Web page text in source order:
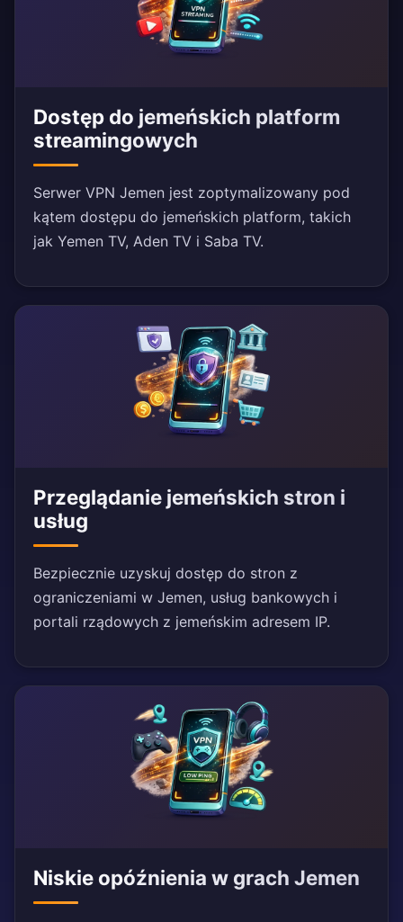
Dostęp do jemeńskich platform
streamingowych
Serwer VPN Jemen jest zoptymalizowany pod
kątem dostępu do jemeńskich platform, takich
jak Yemen TV, Aden TV i Saba TV.
Przeglądanie jemeńskich stron i
usług
Bezpiecznie uzyskuj dostęp do stron z
ograniczeniami w Jemen, usług bankowych i
portali rządowych z jemeńskim adresem IP.
Niskie opóźnienia w grach Jemen